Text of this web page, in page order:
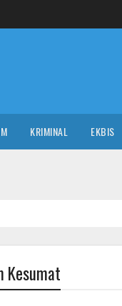
KRIMINAL EKBIS
Kesumat